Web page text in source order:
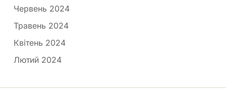
Червень 2024
Травень 2024
Квітень 2024
Лютий 2024